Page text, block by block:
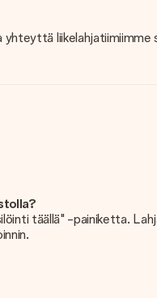
liikelahjatiimiimme
täällä" -painiketta.